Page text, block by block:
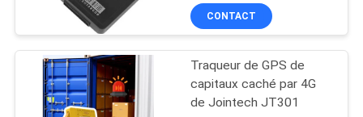
1500mAh Bluetooth
CONTACT
Traqueur de GPS de
capitaux caché par 4G
de Jointech JT301